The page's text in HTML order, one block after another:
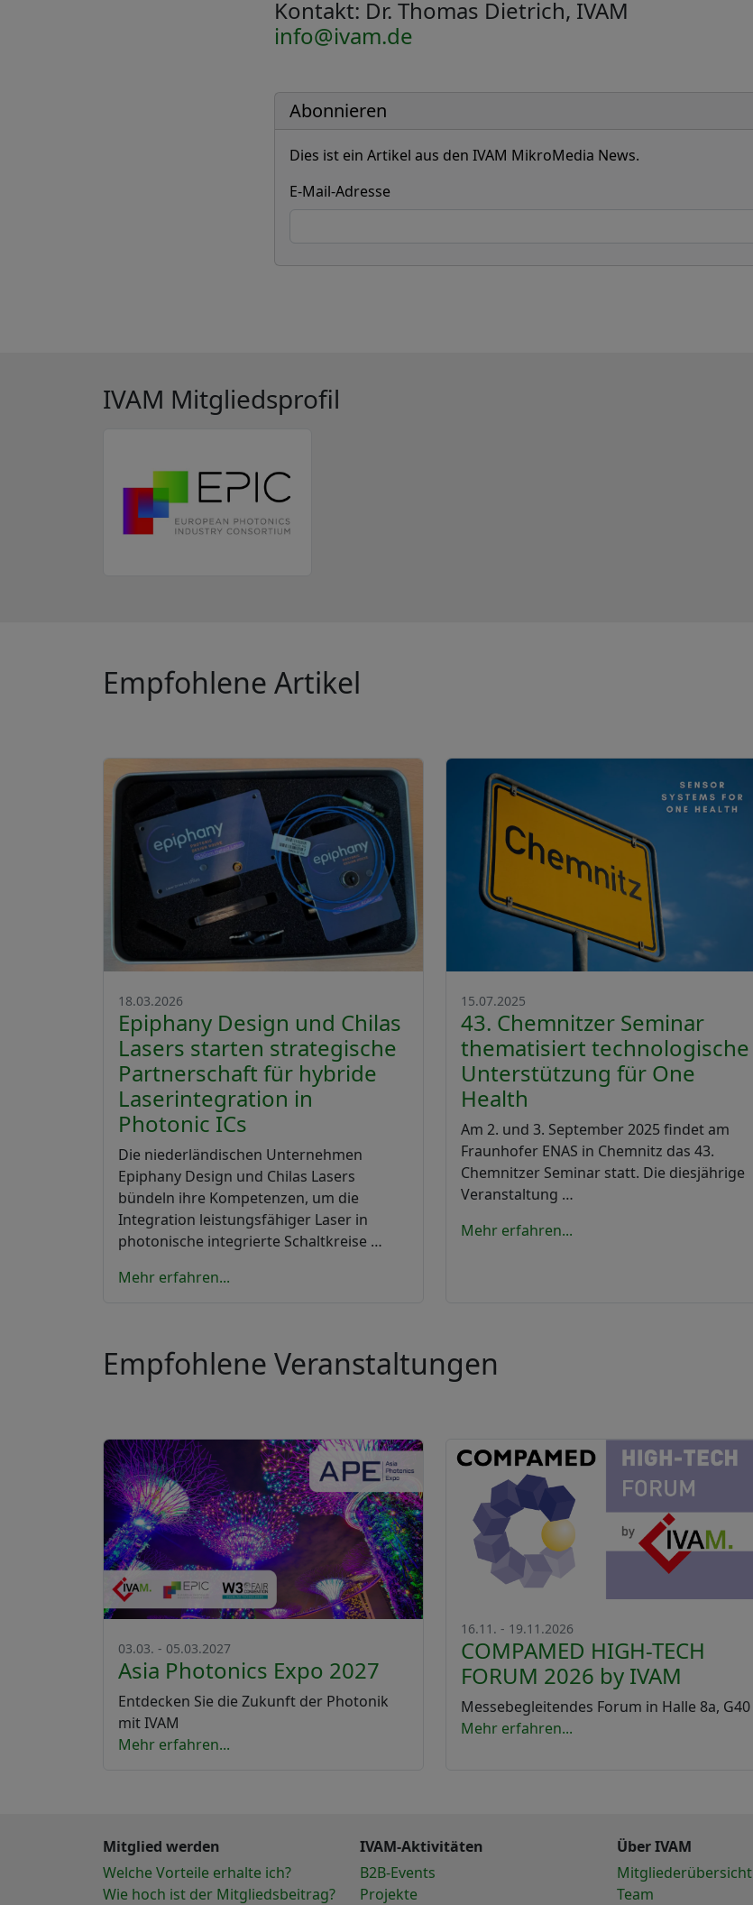
Kontakt: Dr. Thomas Dietrich, IVAM
info@ivam.de
Abonnieren
Dies ist ein Artikel aus den IVAM MikroMedia News.
E-Mail-Adresse
IVAM Mitgliedsprofil
Empfohlene Artikel
18.03.2026
Epiphany Design und Chilas
Lasers starten strategische
Partnerschaft für hybride
Laserintegration in
Photonic ICs
Die niederländischen Unternehmen
Epiphany Design und Chilas Lasers
bündeln ihre Kompetenzen, um die
Integration leistungsfähiger Laser in
photonische integrierte Schaltkreise …
Mehr erfahren...
15.07.2025
43. Chemnitzer Seminar
thematisiert technologische
Unterstützung für One
Health
Am 2. und 3. September 2025 findet am
Fraunhofer ENAS in Chemnitz das 43.
Chemnitzer Seminar statt. Die diesjährige
Veranstaltung …
Mehr erfahren...
Empfohlene Veranstaltungen
03.03. - 05.03.2027
Asia Photonics Expo 2027
Entdecken Sie die Zukunft der Photonik
mit IVAM
Mehr erfahren...
16.11. - 19.11.2026
COMPAMED HIGH-TECH
FORUM 2026 by IVAM
Messebegleitendes Forum in Halle 8a, G40
Mehr erfahren...
Mitglied werden
Welche Vorteile erhalte ich?
Wie hoch ist der Mitgliedsbeitrag?
IVAM-Aktivitäten
B2B-Events
Projekte
Über IVAM
Mitgliederübersicht
Team